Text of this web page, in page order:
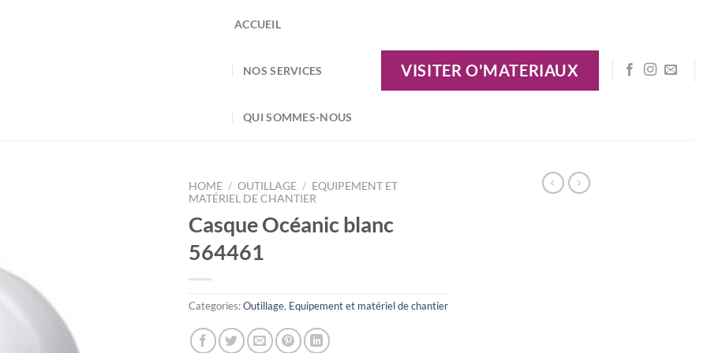
ACCUEIL
NOS SERVICES
QUI SOMMES-NOUS
VISITER O'MATERIAUX
HOME / OUTILLAGE / EQUIPEMENT ET
MATÉRIEL DE CHANTIER
Casque Océanic blanc
564461
Categories:Outillage, Equipement et matériel de chantier